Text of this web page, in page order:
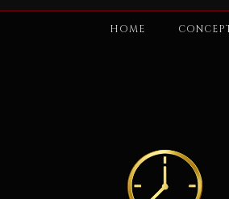
HOME